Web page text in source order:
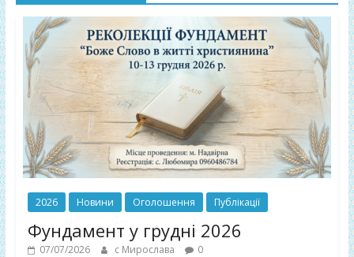
2026 Новини Оголошення Публікації
Фундамент у грудні 2026
07/07/2026 с Мирослава 0